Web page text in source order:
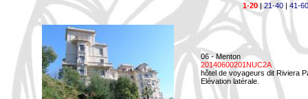
1-20|21-40 | 41-60
06 - Menton
20140600201NUC2A
hôtel de voyageurs dit Riviera
Elévation latérale.